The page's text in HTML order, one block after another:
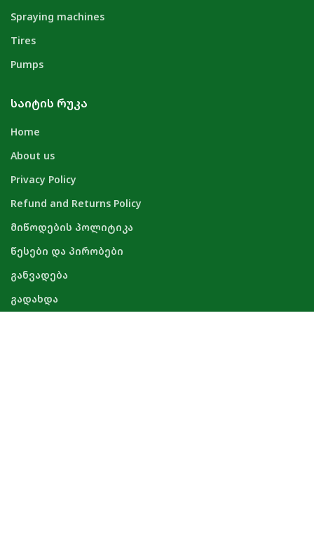
Spraying machines
Tires
Pumps
ᲡᲐᲘᲢᲘᲡ ᲠᲣᲙᲐ
Home
About us
Privacy Policy
Refund and Returns Policy
მიწოდების პოლიტიკა
წესები და პირობები
განვადება
გადახდა